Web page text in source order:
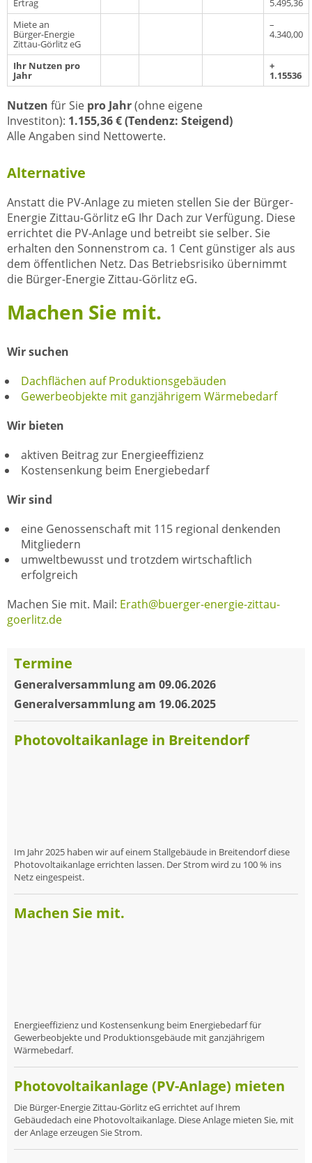
Ertrag
5.495,36
Miete an
Bürger-Energie
Zittau-Görlitz eG
–
4.340,00
Ihr Nutzen pro
Jahr
+
1.15536
Nutzen für Sie pro Jahr(ohne eigene
Investiton): 1.155,36 € (Tendenz: Steigend)
Alle Angaben sind Nettowerte.
Alternative
Anstatt die PV-Anlage zu mieten stellen Sie der Bürger-
Energie Zittau-Görlitz eG Ihr Dach zur Verfügung. Diese
errichtet die PV-Anlage und betreibt sie selber. Sie
erhalten den Sonnenstrom ca. 1 Cent günstiger als aus
dem öffentlichen Netz. Das Betriebsrisiko übernimmt
die Bürger-Energie Zittau-Görlitz eG.
Machen Sie mit.
Wir suchen
Dachflächen auf Produktionsgebäuden
Gewerbeobjekte mit ganzjährigem Wärmebedarf
Wir bieten
aktiven Beitrag zur Energieeffizienz
Kostensenkung beim Energiebedarf
Wir sind
eine Genossenschaft mit 115 regional denkenden
Mitgliedern
umweltbewusst und trotzdem wirtschaftlich
erfolgreich
Machen Sie mit. Mail: Erath@buerger-energie-zittau-
goerlitz.de
Termine
Generalversammlung am 09.06.2026
Generalversammlung am 19.06.2025
Photovoltaikanlage in Breitendorf
Im Jahr 2025 haben wir auf einem Stallgebäude in Breitendorf diese
Photovoltaikanlage errichten lassen. Der Strom wird zu 100 % ins
Netz eingespeist.
Machen Sie mit.
Energieeffizienz und Kostensenkung beim Energiebedarf für
Gewerbeobjekte und Produktionsgebäude mit ganzjährigem
Wärmebedarf.
Photovoltaikanlage (PV-Anlage) mieten
Die Bürger-Energie Zittau-Görlitz eG errichtet auf Ihrem
Gebäudedach eine Photovoltaikanlage. Diese Anlage mieten Sie, mit
der Anlage erzeugen Sie Strom.